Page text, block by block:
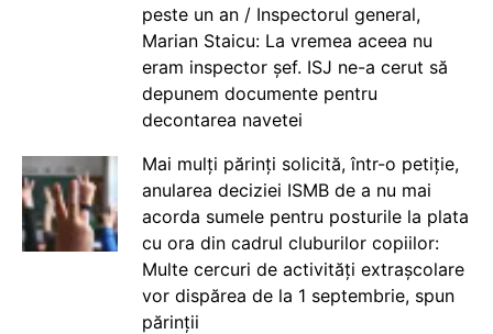
peste un an / Inspectorul general,
Marian Staicu: La vremea aceea nu
eram inspector șef. ISJ ne-a cerut să
depunem documente pentru
decontarea navetei
Mai mulți părinți solicită, într-o petiție,
anularea deciziei ISMB de a nu mai
acorda sumele pentru posturile la plata
cu ora din cadrul cluburilor copiilor:
Multe cercuri de activități extrașcolare
vor dispărea de la 1 septembrie, spun
părinții